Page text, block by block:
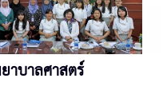
าบาลศาสตร์